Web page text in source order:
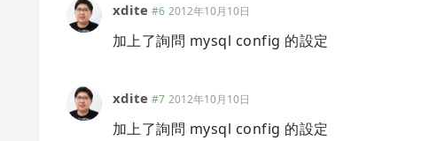
xdite #6 2012年10月10日
加上了詢問 mysql config 的設定
xdite #7 2012年10月10日
加上了詢問 mysql config 的設定